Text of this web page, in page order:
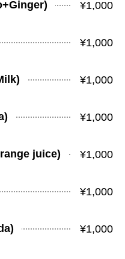
¥1,000
¥1,000
¥1,000
¥1,000
juice) ¥1,000
¥1,000
¥1,000